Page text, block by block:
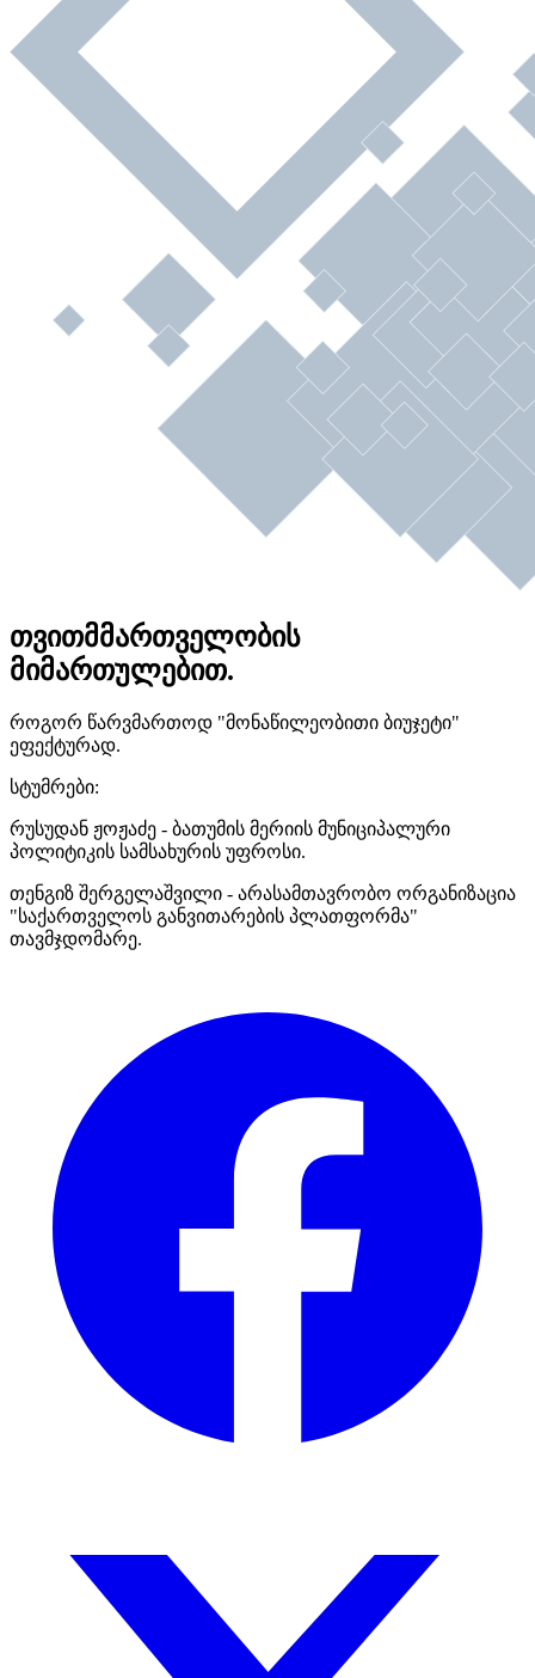
თვითმმართველობის
მიმართულებით.
როგორ წარვმართოდ "მონაწილეობითი ბიუჯეტი"
ეფექტურად.
სტუმრები:
რუსუდან ჟოჟაძე - ბათუმის მერიის მუნიციპალური
პოლიტიკის სამსახურის უფროსი.
თენგიზ შერგელაშვილი - არასამთავრობო ორგანიზაცია
"საქართველოს განვითარების პლათფორმა"
თავმჯდომარე.